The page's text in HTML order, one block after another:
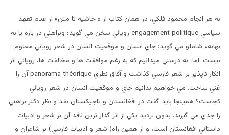
به هر انجام محمود فلکي، در همان کتاب از « حاشيه تا متن» از عدم تعهد
سياسي engagement politique رويائي سخن مي گويد؛ وبراهني در باره يا به
بهانهء شاملو مي گويد: جاي انسان و موقعيت انسان در شعر رويائي معلوم
نيست. اما، به درستي ميدانيم که به رغم موافقت ها و مخالفت ها، رويائي اثر
انکار ناپذير بر شعر فارسي گذاشت و آفاق نظري panorama théorique آن را
غني ساخت. مي خواهيم بدانيم جاي و موقعيت انسان در شعر رويائي
کجاست؟ همينجا بايد گفت در افغانستان و تاجيکستان نقد و نظر دکتر براهني
را جدي مي گيرند. بدون ترديد يکي از اثر گذار ترين ناقد آن بر شعر و ادبيات
داستاني افغانستان است، و از همين راه( شعر و ادبيات فارسي) بر شاعران و